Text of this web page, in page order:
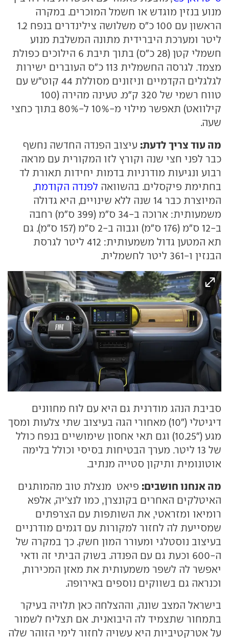
מנוע בנזין מוגדש או חשמל המוכרים. במקרה
הראשון עם 100 כ"ס משלושה צילינדרים בנפח 1.2
ליטר ומערכת היברידית מתונה המשלבת מנוע
חשמלי קטן (28 כ"ס) בתוך תיבת 6 הילוכים כפולת
מצמד. לגרסה החשמלית 113 כ"ס העוברים ישירות
לגלגלים הקדמיים וניזונים מסוללת 44 קוט"ש עם
טווח רשמי של 320 ק"מ. טעינה מהירה (100
קילוואט) תאפשר מילוי מ-10% ל-80% בתוך כחצי
שעה.
מה עוד צריך לדעת: עיצוב הפנדה החדשה נחשף
כבר לפני חצי שנה וקורץ לזו המקורית עם מראה
רבוע ונגיעות מודרניות בדמות יחידות תאורת לד
בחתימת פיקסלים. בהשוואה לפנדה הקודמת,
המיוצרת כבר 14 שנה ללא שינויים, היא גדולה
משמעותית: ארוכה ב-34 ס"מ (399 ס"מ) רחבה
ב-12 ס"מ (176 ס"מ) וגבוה ב-2 ס"מ (157 ס"מ). גם
תא המטען גדול משמעותית: 412 ליטר לגרסת
הבנזין ו-361 ליטר לחשמלית.
סביבת הנהג מודרנית גם היא עם לוח מחוונים
דיגיטלי ("10) מאחורי הגה בעיצוב שתי צלעות ומסך
מגע ("10.25) וגם תאי אחסון שימושיים בנפח כולל
של 13 ליטר. מערך הבטיחות בסיסי וכולל בלימה
אוטונומית ותיקון סטייה מנתיב.
מה אנחנו חושבים: פיאט מנצלת טוב מהמותגים
האיטלקים האחרים בקונצרן, כמו לנצ'יה, אלפא
רומיאו ומזראטי, את השותפות עם הצרפתים
שמסייעת לה לחזור למקורות עם דגמים מודרניים
בעיצוב נוסטלגי ומעורר המון חשק. כך במקרה של
ה-600 וכעת גם עם הפנדה. בשוק הביתי זה ודאי
יאפשר לה לשפר משמעותית את מאזן המכירות,
וכנראה גם בשווקים נוספים באירופה.
בישראל המצב שונה, וההצלחה כאן תלויה בעיקר
בתמחור שתצמיד לה היבואנית. אם תצליח לשמור
על אטרקטיביות היא עשויה לחזור לימי הזוהר שלה